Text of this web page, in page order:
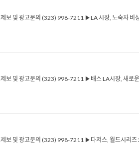
보 및 광고문의 (323) 998-7211 ▶LA 시장, 노숙자
보 및 광고문의 (323) 998-7211 ▶배스 LA시장, 새
보 및 광고문의 (323) 998-7211 ▶다저스, 월드시리